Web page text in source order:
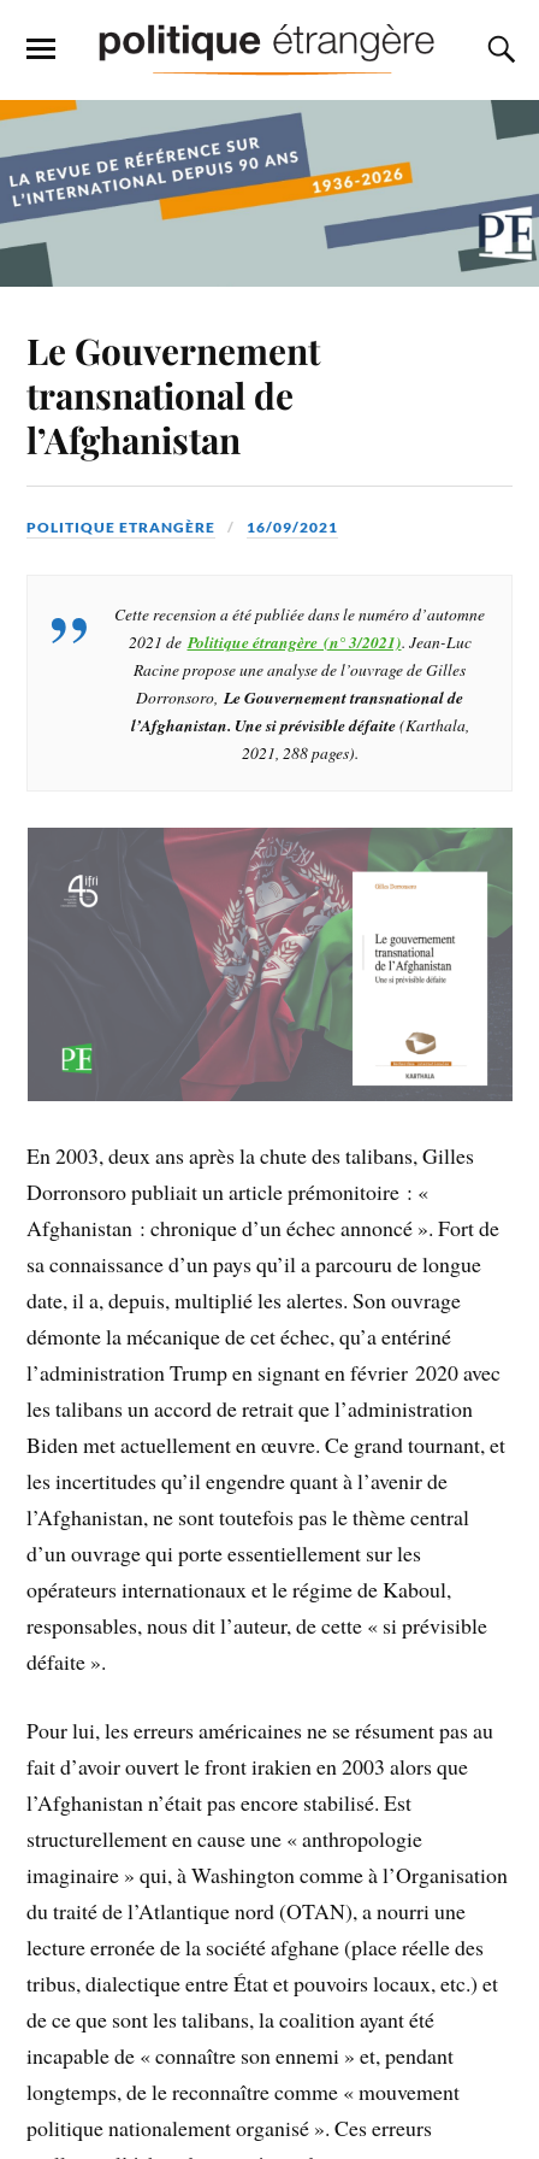
Le Gouvernement
transnational de
l’Afghanistan
POLITIQUE ETRANGÈRE 16/09/2021
Cette recension a été publiée dans le numéro d’automne
2021 dePolitique étrangère (n° 3/2021). Jean-Luc
Racine propose une analyse de l’ouvrage de Gilles
Dorronsoro,Le Gouvernement transnational de
l’Afghanistan. Une si prévisible défaite(Karthala,
2021, 288 pages).
En 2003, deux ans après la chute des talibans, Gilles
Dorronsoro publiait un article prémonitoire : «
Afghanistan : chronique d’un échec annoncé ». Fort de
sa connaissance d’un pays qu’il a parcouru de longue
date, il a, depuis, multiplié les alertes. Son ouvrage
démonte la mécanique de cet échec, qu’a entériné
l’administration Trump en signant en février 2020 avec
les talibans un accord de retrait que l’administration
Biden met actuellement en œuvre. Ce grand tournant, et
les incertitudes qu’il engendre quant à l’avenir de
l’Afghanistan, ne sont toutefois pas le thème central
d’un ouvrage qui porte essentiellement sur les
opérateurs internationaux et le régime de Kaboul,
responsables, nous dit l’auteur, de cette « si prévisible
défaite ».
Pour lui, les erreurs américaines ne se résument pas au
fait d’avoir ouvert le front irakien en 2003 alors que
l’Afghanistan n’était pas encore stabilisé. Est
structurellement en cause une « anthropologie
imaginaire » qui, à Washington comme à l’Organisation
du traité de l’Atlantique nord (OTAN), a nourri une
lecture erronée de la société afghane (place réelle des
tribus, dialectique entre État et pouvoirs locaux, etc.) et
de ce que sont les talibans, la coalition ayant été
incapable de « connaître son ennemi » et, pendant
longtemps, de le reconnaître comme « mouvement
politique nationalement organisé ». Ces erreurs